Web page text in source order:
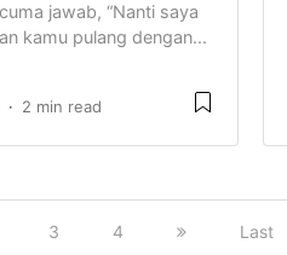
jawab, “Nanti saya
kamu pulang dengan...
2 min read
3 4 Last